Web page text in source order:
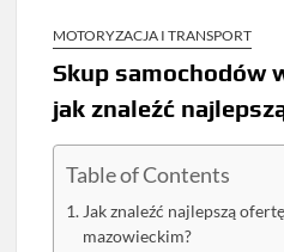
MOTORYZACJA I TRANSPORT
Skup samochodów
jak znaleźć
Table of Contents
Jak znaleźć najlepszą
mazowieckim?